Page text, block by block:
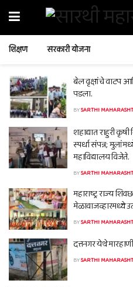
शिक्षण सरकारी योजना
बेल वृक्षांचे वाटप
पडला.
BYSARTHI
शहाद्यात राहुरी
स्पर्धा संपन्न;
महाविद्यालय विजेते.
BYSARTHI
महाराष्ट्र राज्य
मेळावाजव्हारमध्ये
BYSARTHI
दत्तनगर येथे
BYSARTHI